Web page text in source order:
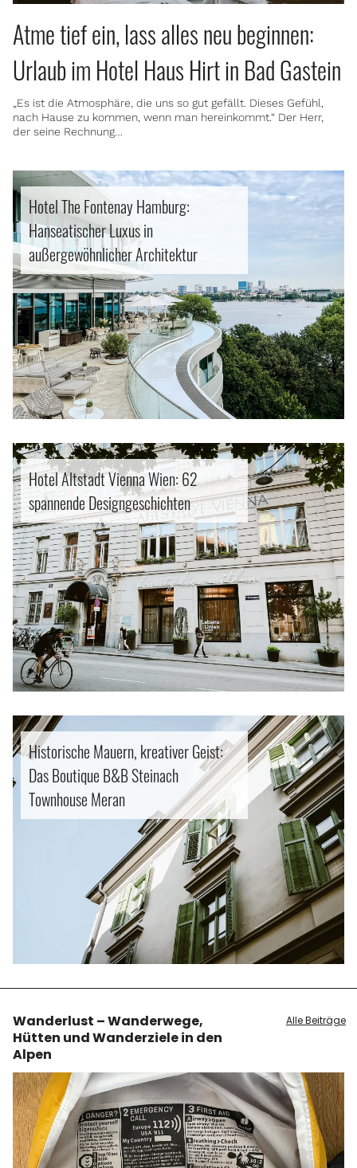
Atme tief ein, lass alles neu beginnen:
Urlaub im Hotel Haus Hirt in Bad Gastein
„Es ist die Atmosphäre, die uns so gut gefällt. Dieses Gefühl,
nach Hause zu kommen, wenn man hereinkommt.“ Der Herr,
der seine Rechnung…
Hotel The Fontenay Hamburg:
Hanseatischer Luxus in
außergewöhnlicher Architektur
Hotel Altstadt Vienna Wien: 62
spannende Designgeschichten
Historische Mauern, kreativer Geist:
Das Boutique B&B Steinach
Townhouse Meran
Wanderlust – Wanderwege,
Hütten und Wanderziele in den
Alpen
Alle Beiträge